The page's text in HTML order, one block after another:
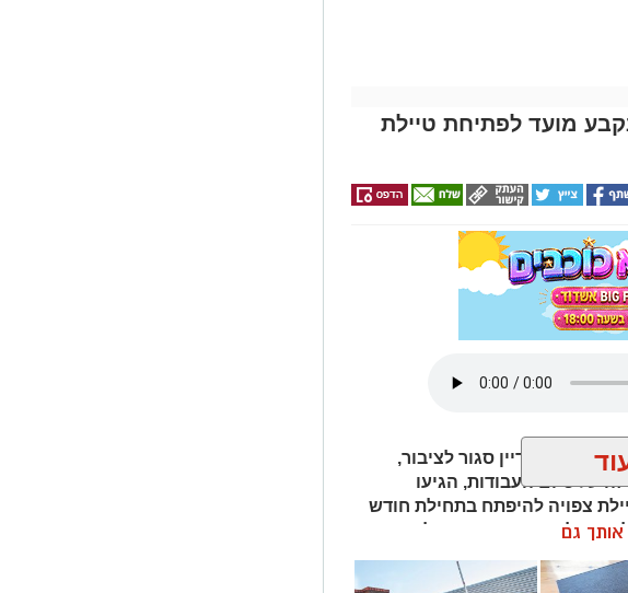
מועד לפתיחת טיילת
הצפוני עדיין סגור לציבור,
על סיום העבודות, הגיעו
צפויה להיפתח בתחילת חודש
הפרויקט, שעלותו כ-8.5 מיליון שקלים, צפוי סוף סוף לעמוד
אותך גם